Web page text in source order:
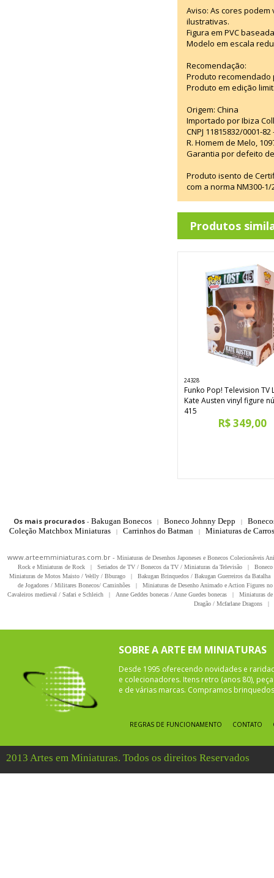
Aviso: As cores
ilustrativas.
Figura em PVC
Modelo em escala
Recomendação:
Produto recomendado
Produto em edição
Origem: China
Importado por Ibiza
CNPJ 11815832/0001-
R. Homem de Melo,
Garantia por defeito
Produto isento de
com a norma NM300-
Produtos
24328
Funko Pop! Television TV
Kate Austen vinyl figure
415
R$ 349,00
Os mais procurados- Bakugan Bonecos | Boneco Johnny Depp |
Coleção Matchbox Miniaturas
| Carrinhos do Batman | Miniaturas de
www.arteemminiaturas.com.br - Miniaturas de Desenhos Japoneses e Bonecos Colecionáveis
Rock e Miniaturas de Rock
| Seriados de TV / Bonecos da TV / Miniaturas da Televisão |
Miniaturas de Motos Maisto / Welly / Bburago
| Bakugan Brinquedos / Bakugan Guerreiros da Batalha
de Jogadores / Militares Bonecos/ Caminhões
|
Miniaturas de Desenho Animado e Action Figures
Cavaleiros medieval / Safari e Schleich
| Anne Geddes bonecas / Anne Guedes bonecas |
Miniaturas
Dragão / Mcfarlane Dragons
|
SOBRE A ARTE EM MINIATURAS
Desde 1995 oferecendo novidades e
e colecionadores. Itens retro (anos 80),
e de várias marcas. Compramos
REGRAS DE FUNCIONAMENTO CONTATO
2013 Artes em Miniaturas. Todos os direitos Reservados